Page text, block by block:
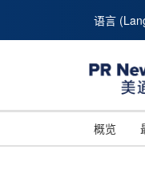
语言
概览